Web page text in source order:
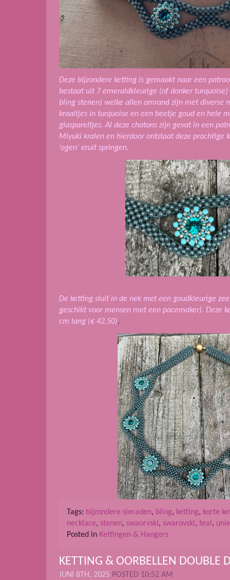
Deze bijzondere ketting is gemaakt naar een
bestaat uit 7 emeraldkleurige (of donker
bling stenen) welke allen omrand zijn met diverse
kraaltjes in turquoise en een beetje goud en hele
glaspareltjes. Al deze chatons zijn gevat in een
Miyuki kralen en hierdoor ontstaat deze prachtige
‘ogen’ eruit springen.
De ketting sluit in de nek met een goudkleurige
geschikt voor mensen met een pacemaker). Deze
cm lang (€ 42,50).
Tags: bijzondere sieraden, bling, ketting, korte
necklace, stenen, swaorvski, swarovski, teal,
Posted in Kettingen & Hangers
KETTING & OORBELLEN DOUBLE
JUNI 8TH, 2025 POSTED 10:52 AM